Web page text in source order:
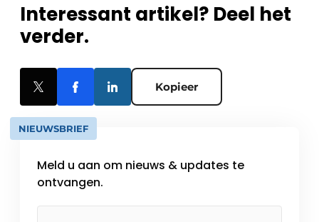
Interessant artikel? Deel het
verder.
Kopieer
NIEUWSBRIEF
Meld u aan om nieuws & updates te
ontvangen.